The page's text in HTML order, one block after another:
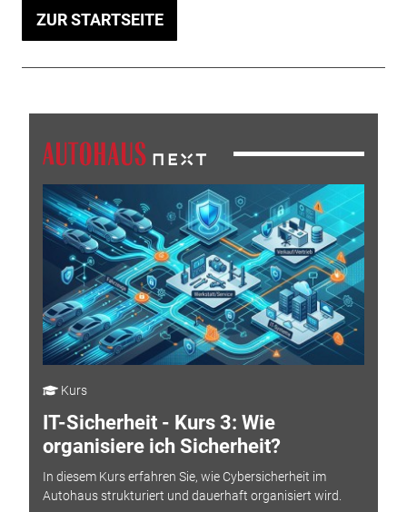
ZUR STARTSEITE
Kurs
IT-Sicherheit - Kurs 3: Wie
organisiere ich Sicherheit?
In diesem Kurs erfahren Sie, wie Cybersicherheit im
Autohaus strukturiert und dauerhaft organisiert wird.